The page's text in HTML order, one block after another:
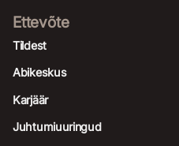
Ettevõte
Tildest
Abikeskus
Karjäär
Juhtumiuuringud